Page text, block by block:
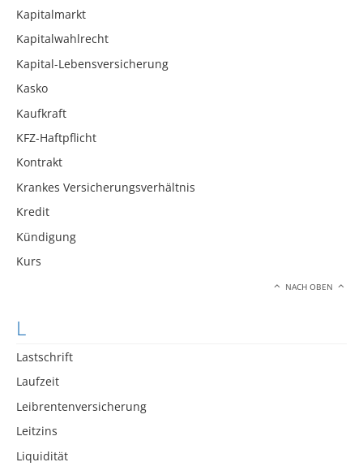
Kapitalmarkt
Kapitalwahlrecht
Kapital-Lebensversicherung
Kasko
Kaufkraft
KFZ-Haftpflicht
Kontrakt
Krankes Versicherungsverhältnis
Kredit
Kündigung
Kurs
NACH OBEN
L
Lastschrift
Laufzeit
Leibrentenversicherung
Leitzins
Liquidität